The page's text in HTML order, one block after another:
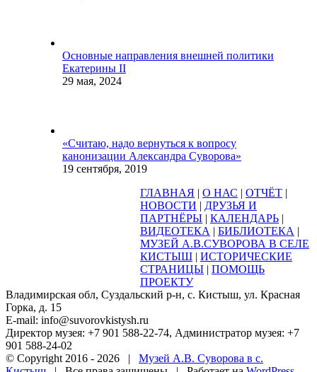
Основные направления внешней политики
Екатерины II
29 мая, 2024
«Считаю, надо вернуться к вопросу
канонизации Александра Суворова»
19 сентября, 2019
ГЛАВНАЯ | О НАС | ОТЧЁТ |
НОВОСТИ | ДРУЗЬЯ И
ПАРТНЁРЫ | КАЛЕНДАРЬ |
ВИДЕОТЕКА | БИБЛИОТЕКА |
МУЗЕЙ А.В.СУВОРОВА В СЕЛЕ
КИСТЫШ | ИСТОРИЧЕСКИЕ
СТРАНИЦЫ | ПОМОЩЬ
ПРОЕКТУ
Владимирская обл, Суздальский р-н, с. Кистыш, ул. Красная
Горка, д. 15
E-mail: info@suvorovkistysh.ru
Директор музея: +7 901 588-22-74, Администратор музея: +7
901 588-24-02
© Copyright 2016 - 2026 | Музей А.В. Суворова в с.